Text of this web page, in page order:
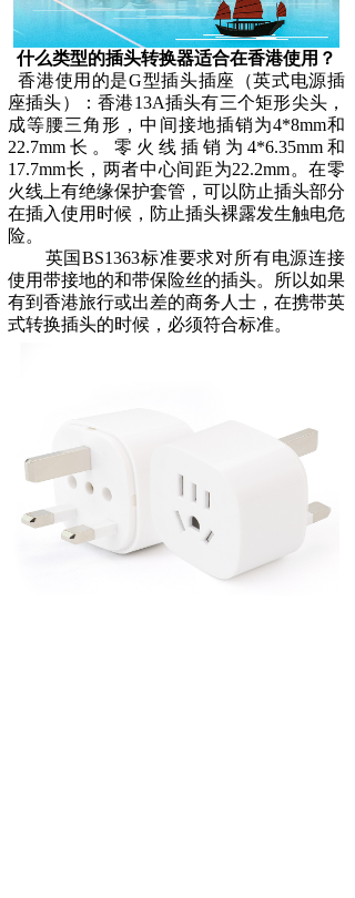
什么类型的插头转换器适合在香港使用？
香港使用的是G型插头插座（英式电源插
座插头）：香港13A插头有三个矩形尖头，
成等腰三角形，中间接地插销为4*8mm和
22.7mm长。零火线插销为4*6.35mm和
17.7mm长，两者中心间距为22.2mm。在零
火线上有绝缘保护套管，可以防止插头部分
在插入使用时候，防止插头裸露发生触电危
险。
英国BS1363标准要求对所有电源连接
使用带接地的和带保险丝的插头。
所以如果
有到香港旅行或出差的商务人士，在携带英
式转换插头的时候，必须符合标准。